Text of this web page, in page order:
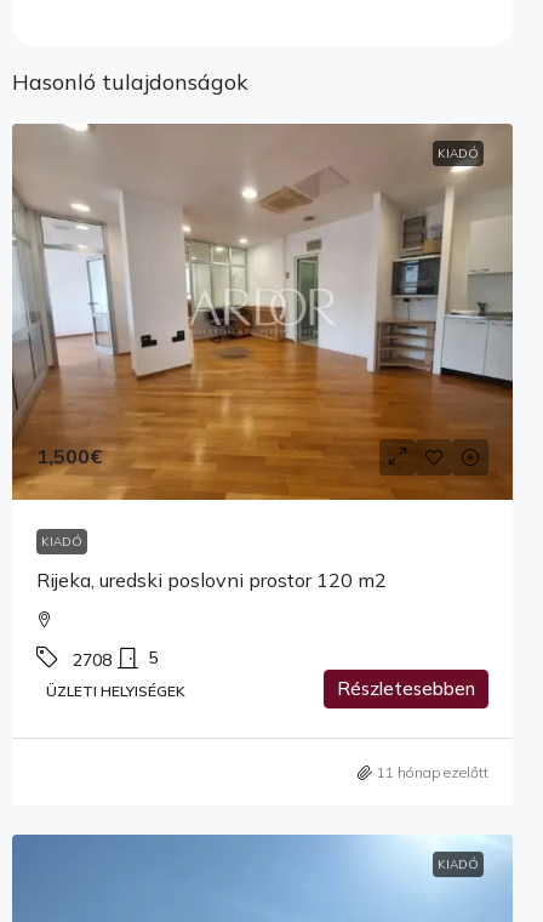
Hasonló tulajdonságok
KIADÓ
1,500€
KIADÓ
Rijeka, uredski poslovni prostor 120 m2
2708 5
ÜZLETI HELYISÉGEK Részletesebben
11 hónap ezelőtt
KIADÓ